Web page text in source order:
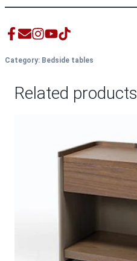
Category: Bedside tables
Related products